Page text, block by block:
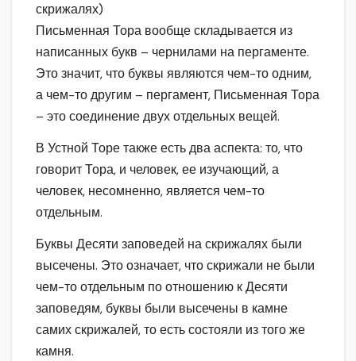
скрижалях)
Письменная Тора вообще складывается из
написанных букв – чернилами на пергаменте.
Это значит, что буквы являются чем-то одним,
а чем-то другим – пергамент, Письменная Тора
– это соединение двух отдельных вещей.
В Устной Торе также есть два аспекта: то, что
говорит Тора, и человек, ее изучающий, а
человек, несомненно, является чем-то
отдельным.
Буквы Десяти заповедей на скрижалях были
высечены. Это означает, что скрижали не были
чем-то отдельным по отношению к Десяти
заповедям, буквы были высечены в камне
самих скрижалей, то есть состояли из того же
камня.